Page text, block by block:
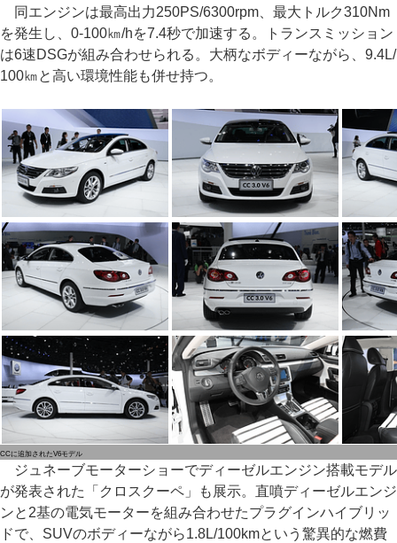
同エンジンは最高出力250PS/6300rpm、最大トルク310Nm
を発生し、0-100㎞/hを7.4秒で加速する。トランスミッション
は6速DSGが組み合わせられる。大柄なボディーながら、9.4L/
100㎞と高い環境性能も併せ持つ。
CCに追加されたV6モデル
ジュネーブモーターショーでディーゼルエンジン搭載モデル
が発表された「クロスクーペ」も展示。直噴ディーゼルエンジ
ンと2基の電気モーターを組み合わせたプラグインハイブリッ
ドで、SUVのボディーながら1.8L/100kmという驚異的な燃費